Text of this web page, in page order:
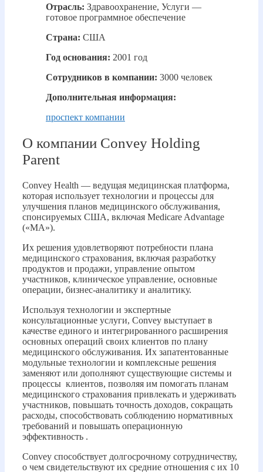
Отрасль: Здравоохранение, Услуги —
готовое программное обеспечение
Страна: США
Год основания: 2001 год
Сотрудников в компании: 3000 человек
Дополнительная информация:
проспект компании
О компании Convey Holding
Parent
Convey Health — ведущая медицинская платформа,
которая использует технологии и процессы для
улучшения планов медицинского обслуживания,
спонсируемых США, включая Medicare Advantage
(«MA»).
Их решения удовлетворяют потребности плана
медицинского страхования, включая разработку
продуктов и продажи, управление опытом
участников, клиническое управление, основные
операции, бизнес-аналитику и аналитику.
Используя технологии и экспертные
консультационные услуги, Convey выступает в
качестве единого и интегрированного расширения
основных операций своих клиентов по плану
медицинского обслуживания. Их запатентованные
модульные технологии и комплексные решения
заменяют или дополняют существующие системы и
процессы клиентов, позволяя им помогать планам
медицинского страхования привлекать и удерживать
участников, повышать точность доходов, сокращать
расходы, способствовать соблюдению нормативных
требований и повышать операционную
эффективность .
Convey способствует долгосрочному сотрудничеству,
о чем свидетельствуют их средние отношения с их 10